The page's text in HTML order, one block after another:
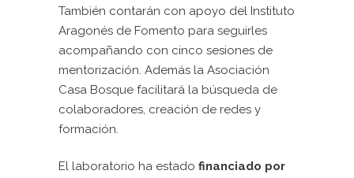
También contarán con apoyo del Instituto
Aragonés de Fomento para seguirles
acompañando con cinco sesiones de
mentorización. Además la Asociación
Casa Bosque facilitará la búsqueda de
colaboradores, creación de redes y
formación.
El laboratorio ha estado financiado por